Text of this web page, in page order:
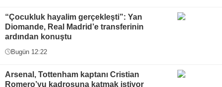
“Çocukluk hayalim gerçekleşti”: Yan
Diomande, Real Madrid’e transferinin
ardından konuştu
Bugün 12:22
Arsenal, Tottenham kaptanı Cristian
Romero’yu kadrosuna katmak istiyor